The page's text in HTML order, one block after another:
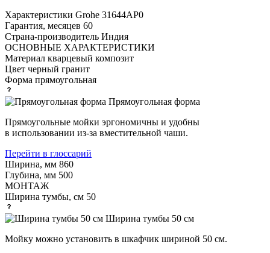
Характеристики Grohe 31644AP0
Гарантия, месяцев 60
Страна-производитель Индия
ОСНОВНЫЕ ХАРАКТЕРИСТИКИ
Материал кварцевый композит
Цвет черный гранит
Форма прямоугольная
Прямоугольная форма
Прямоугольные мойки эргономичны и удобны
в использовании из-за вместительной чаши.
Перейти в глоссарий
Ширина, мм 860
Глубина, мм 500
МОНТАЖ
Ширина тумбы, см 50
Ширина тумбы 50 см
Мойку можно установить в шкафчик шириной 50 см.